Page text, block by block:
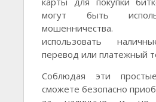
могут быть
мошенничества.
использовать
перевод или платежный
Соблюдая эти
сможете безопасно